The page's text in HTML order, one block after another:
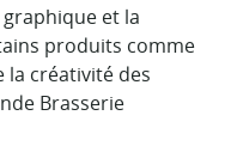
et la
produits comme
créativité des
Brasserie